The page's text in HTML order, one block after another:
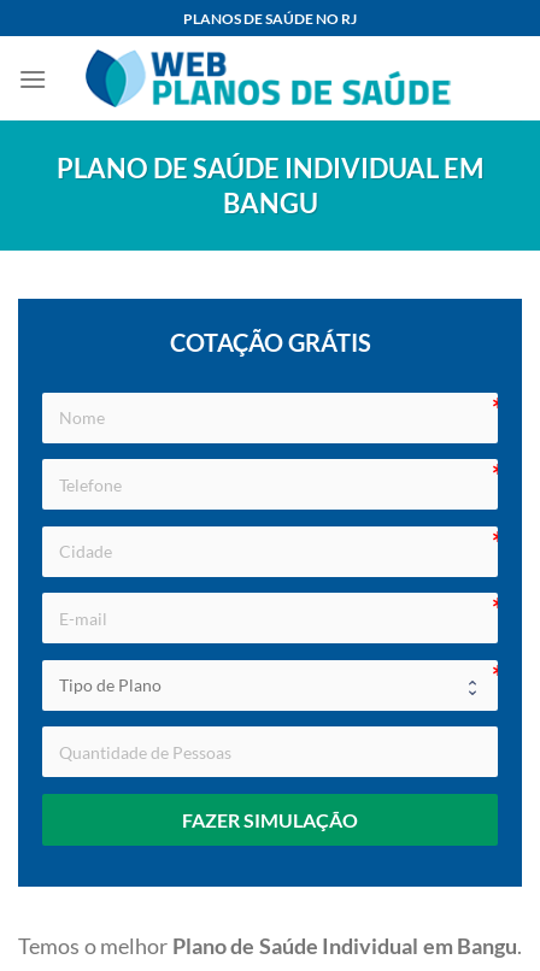
content
PLANOS DE SAÚDE NO RJ
PLANO DE SAÚDE INDIVIDUAL EM
BANGU
COTAÇÃO GRÁTIS
FAZER SIMULAÇÃO
Temos o melhor Plano de Saúde Individual em Bangu.